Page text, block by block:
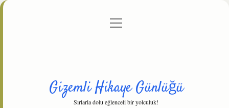
Gizlilik Politikası
menüyü
Gizemli Hikaye Günlüğü
Sırlarla dolu eğlenceli bir yolculuk!